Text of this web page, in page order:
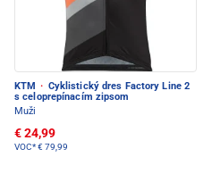
KTM · Cyklistický dres Factory Line 2
s celoprepínacím zipsom
Muži
€ 24,99
VOC*€ 79,99